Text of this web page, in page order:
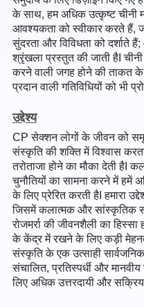
के साथ, हम अधिक उत्कृष्ट चीनी
आवश्यकता को स्वीकार करते हैं,
सुंदरता और विविधता को दर्शाते
श्रृंखला प्रस्तुत की जाती हैI
करने वाली जगह होने की ताकत
प्रदान वाली गतिविधियों को भी
उद्देश्य
CP सेक्शन लोगों के जीवन को
संस्कृति की शक्ति में विश्वास
तरोताजा होने का मौका देती हैI
चुनौतियों का सामना करने में
के लिए प्रेरित करती हैI हमारा
जिसमें कलात्मक और सांस्कृतिक
रोजमर्रा की जीवनशैली का
के केंद्र में रखने के लिए कड़ी
संस्कृति के एक उत्साही
संचालित, प्रतिस्पर्धी और
लिए अधिक उत्तरदायी और